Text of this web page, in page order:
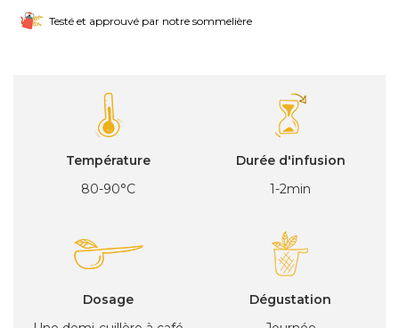
Testé et approuvé par notre sommelière
Température
80-90°C
Durée d'infusion
1-2min
Dosage
Dégustation